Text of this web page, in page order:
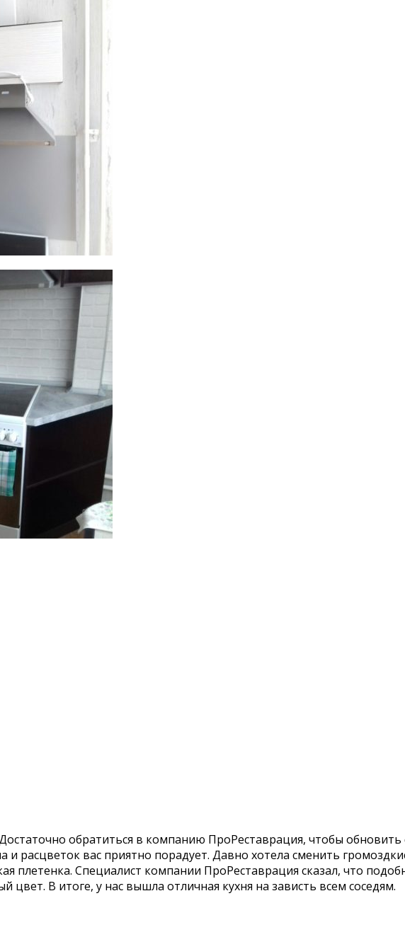
обратиться в компанию ПроРеставрация, чтобы
и расцветок вас приятно порадует. Давно хотела сменить
плетенка. Специалист компании ПроРеставрация сказал, что
цвет. В итоге, у нас вышла отличная кухня на зависть всем соседям.